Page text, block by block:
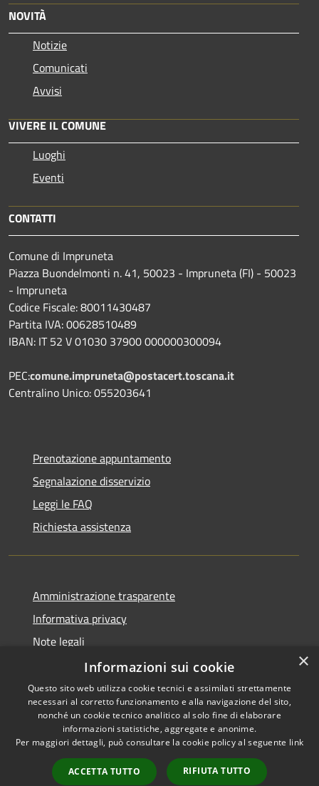
NOVITÀ
Notizie
Comunicati
Avvisi
VIVERE IL COMUNE
Luoghi
Eventi
CONTATTI
Comune di Impruneta
Piazza Buondelmonti n. 41, 50023 - Impruneta (FI) - 50023
- Impruneta
Codice Fiscale: 80011430487
Partita IVA: 00628510489
IBAN: IT 52 V 01030 37900 000000300094
PEC:comune.impruneta@postacert.toscana.it
Centralino Unico: 055203641
Prenotazione appuntamento
Segnalazione disservizio
Leggi le FAQ
Richiesta assistenza
Amministrazione trasparente
Informativa privacy
Note legali
Dichiarazione di accessibilità
RSS
Accessibilità
Copyright © 2026 • Comune di
Municipium•
Accesso
×
Informazioni sui cookie
Questo sito web utilizza cookie tecnici e assimilati strettamente
necessari al corretto funzionamento e alla navigazione del sito,
nonché un cookie tecnico analitico al solo fine di elaborare
informazioni statistiche, aggregate e anonime.
Per maggiori dettagli, può consultare la cookie policy al seguente link
ACCETTA TUTTO RIFIUTA TUTTO